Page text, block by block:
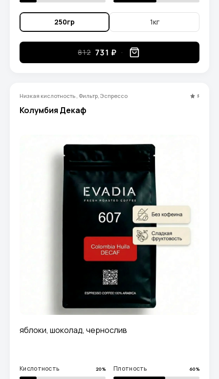
250гр 1кг
812 731 ₽
Низкая кислотность , Фильтр, Эспрессо 5
Колумбия Декаф
яблоки, шоколад, чернослив
Кислотность 20% Плотность 60%